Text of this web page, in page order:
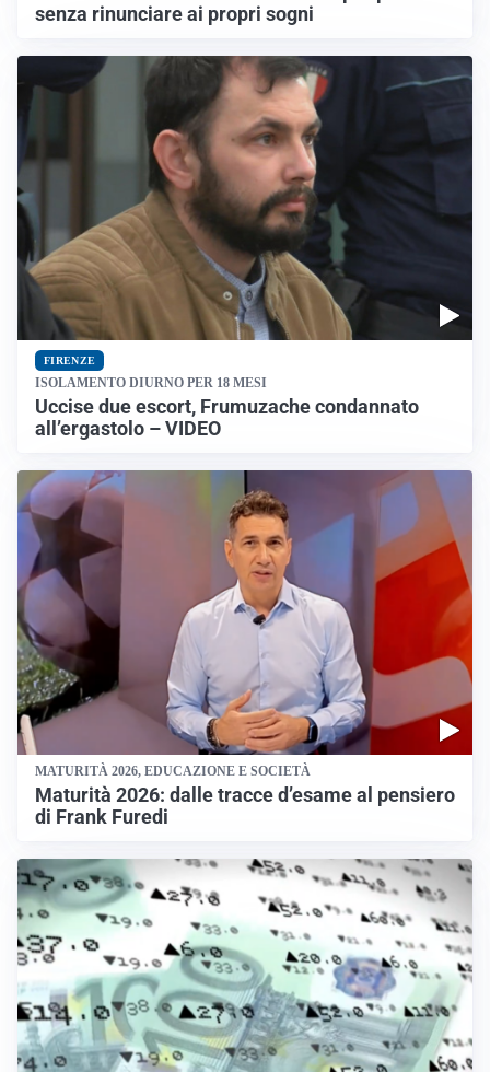
senza rinunciare ai propri sogni
FIRENZE
ISOLAMENTO DIURNO PER 18 MESI
Uccise due escort, Frumuzache condannato
all’ergastolo – VIDEO
MATURITÀ 2026, EDUCAZIONE E SOCIETÀ
Maturità 2026: dalle tracce d’esame al pensiero
di Frank Furedi